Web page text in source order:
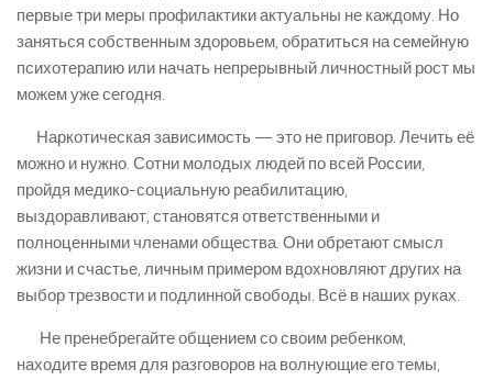
первые три меры профилактики актуальны не каждому. Но
заняться собственным здоровьем, обратиться на семейную
психотерапию или начать непрерывный личностный рост мы
можем уже сегодня.
Наркотическая зависимость — это не приговор. Лечить её
можно и нужно. Сотни молодых людей по всей России,
пройдя медико-социальную реабилитацию,
выздоравливают, становятся ответственными и
полноценными членами общества. Они обретают смысл
жизни и счастье, личным примером вдохновляют других на
выбор трезвости и подлинной свободы. Всё в наших руках.
Не пренебрегайте общением со своим ребенком,
находите время для разговоров на волнующие его темы,